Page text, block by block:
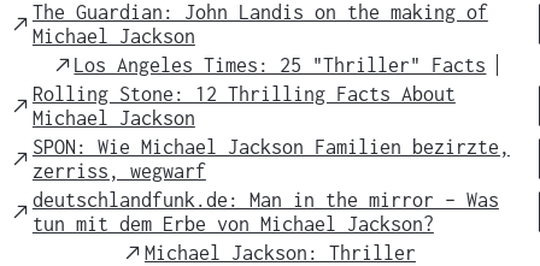
s
m
a
t
e
r
i
a
External
Link
The Guardian: John Landis on the making of
Michael Jackson
External
Link
Los Angeles Times: 25 "Thriller" Facts
External
Link
Rolling Stone: 12 Thrilling Facts About
Michael Jackson
External
Link
SPON: Wie Michael Jackson Familien bezirzte,
zerriss, wegwarf
External
Link
deutschlandfunk.de: Man in the mirror – Was
tun mit dem Erbe von Michael Jackson?
External
Michael Jackson: Thriller